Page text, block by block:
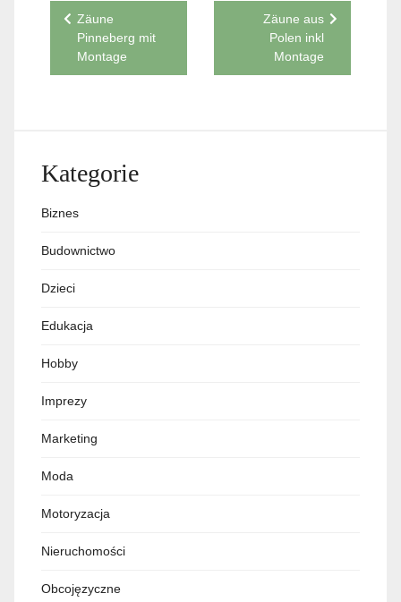
Nawigacja
wpisu
Zäune
Pinneberg mit
Montage
Zäune aus
Polen inkl
Montage
Kategorie
Biznes
Budownictwo
Dzieci
Edukacja
Hobby
Imprezy
Marketing
Moda
Motoryzacja
Nieruchomości
Obcojęzyczne